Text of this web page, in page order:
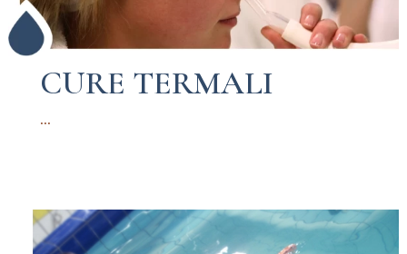
CURE TERMALI
...